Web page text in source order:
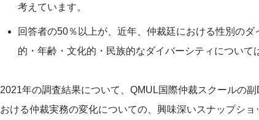
考えています。
回答者の50％以上が、近年、仲裁廷における性別の
的・年齢・文化的・民族的なダイバーシティについて
2021年の調査結果について、 QMUL国際仲裁スクールの副
おける仲裁実務の変化についての、興味深いスナップシ